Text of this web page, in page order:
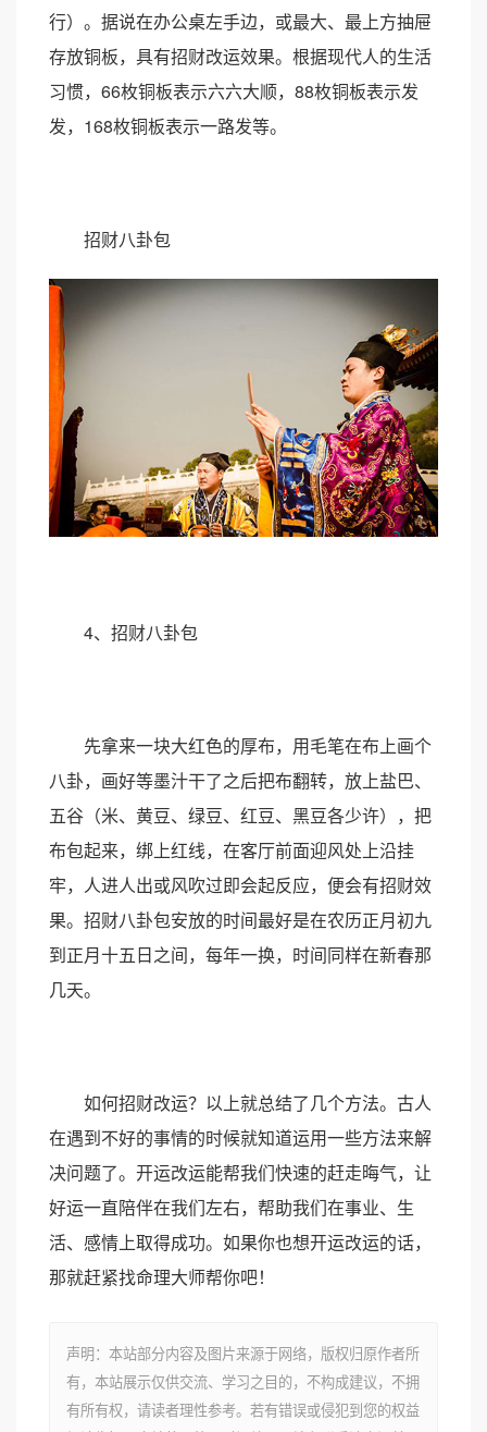
行）。据说在办公桌左手边，或最大、最上方抽屉
存放铜板，具有招财改运效果。根据现代人的生活
习惯，66枚铜板表示六六大顺，88枚铜板表示发
发，168枚铜板表示一路发等。
招财八卦包
4、招财八卦包
先拿来一块大红色的厚布，用毛笔在布上画个
八卦，画好等墨汁干了之后把布翻转，放上盐巴、
五谷（米、黄豆、绿豆、红豆、黑豆各少许），把
布包起来，绑上红线，在客厅前面迎风处上沿挂
牢，人进人出或风吹过即会起反应，便会有招财效
果。招财八卦包安放的时间最好是在农历正月初九
到正月十五日之间，每年一换，时间同样在新春那
几天。
如何招财改运？以上就总结了几个方法。古人
在遇到不好的事情的时候就知道运用一些方法来解
决问题了。开运改运能帮我们快速的赶走晦气，让
好运一直陪伴在我们左右，帮助我们在事业、生
活、感情上取得成功。如果你也想开运改运的话，
那就赶紧找命理大师帮你吧！
声明：本站部分内容及图片来源于网络，版权归原作者所
有，本站展示仅供交流、学习之目的，不构成建议，不拥
有所有权，请读者理性参考。若有错误或侵犯到您的权益